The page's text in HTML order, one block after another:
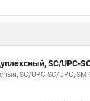
SC/UPC-
SC/UPC-SC/UPC, SM